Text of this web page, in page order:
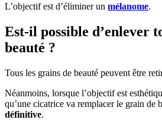
L’objectif est d’éliminer un mélanome.
Est-il possible d’enlever
beauté ?
Tous les grains de beauté peuvent être
Néanmoins, lorsque l’objectif est
qu’une cicatrice va remplacer le grain de
définitive.